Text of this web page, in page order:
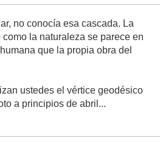
no conocía esa cascada. La
la naturaleza se parece en
que la propia obra del
ustedes el vértice geodésico
a principios de abril...